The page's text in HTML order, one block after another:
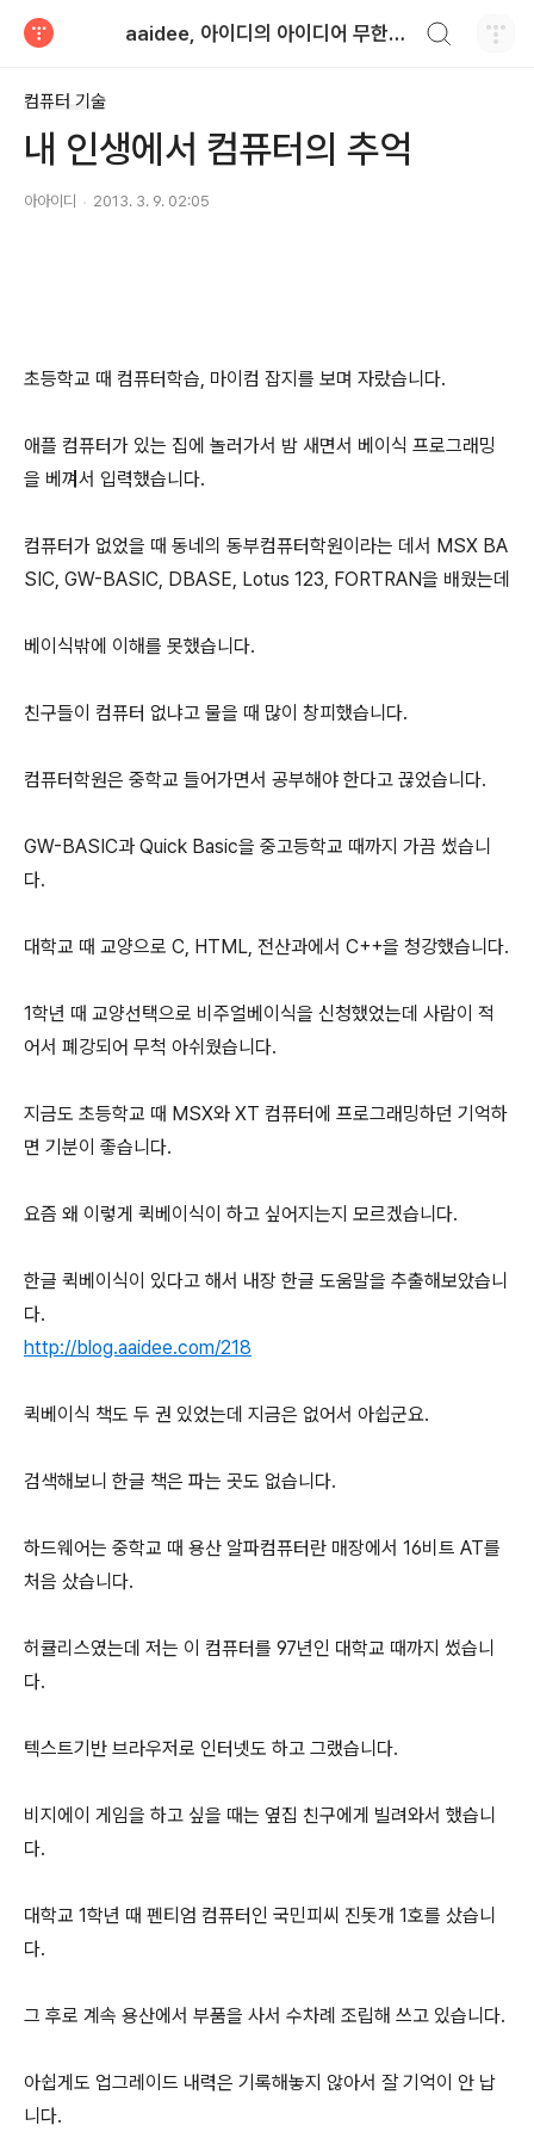
aaidee, 아이디의 아이디어 무한도전
컴퓨터 기술
내 인생에서 컴퓨터의 추억
아아이디 2013. 3. 9. 02:05
초등학교 때 컴퓨터학습, 마이컴 잡지를 보며 자랐습니다.
애플 컴퓨터가 있는 집에 놀러가서 밤 새면서 베이식 프로그래밍
을 베껴서 입력했습니다.
컴퓨터가 없었을 때 동네의 동부컴퓨터학원이라는 데서 MSX BA
SIC, GW-BASIC, DBASE, Lotus 123, FORTRAN을 배웠는데
베이식밖에 이해를 못했습니다.
친구들이 컴퓨터 없냐고 물을 때 많이 창피했습니다.
컴퓨터학원은 중학교 들어가면서 공부해야 한다고 끊었습니다.
GW-BASIC과 Quick Basic을 중고등학교 때까지 가끔 썼습니
다.
대학교 때 교양으로 C, HTML, 전산과에서 C++을 청강했습니다.
1학년 때 교양선택으로 비주얼베이식을 신청했었는데 사람이 적
어서 폐강되어 무척 아쉬웠습니다.
지금도 초등학교 때 MSX와 XT 컴퓨터에 프로그래밍하던 기억하
면 기분이 좋습니다.
요즘 왜 이렇게 퀵베이식이 하고 싶어지는지 모르겠습니다.
한글 퀵베이식이 있다고 해서 내장 한글 도움말을 추출해보았습니
다.
http://blog.aaidee.com/218
퀵베이식 책도 두 권 있었는데 지금은 없어서 아쉽군요.
검색해보니 한글 책은 파는 곳도 없습니다.
하드웨어는 중학교 때 용산 알파컴퓨터란 매장에서 16비트 AT를
처음 샀습니다.
허큘리스였는데 저는 이 컴퓨터를 97년인 대학교 때까지 썼습니
다.
텍스트기반 브라우저로 인터넷도 하고 그랬습니다.
비지에이 게임을 하고 싶을 때는 옆집 친구에게 빌려와서 했습니
다.
대학교 1학년 때 펜티엄 컴퓨터인 국민피씨 진돗개 1호를 샀습니
다.
그 후로 계속 용산에서 부품을 사서 수차례 조립해 쓰고 있습니다.
아쉽게도 업그레이드 내력은 기록해놓지 않아서 잘 기억이 안 납
니다.